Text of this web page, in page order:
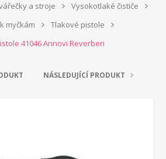
a stroje
Vysokotlaké čističe
myčkám
Tlakové pistole
41046 Annovi Reverberi
NÁSLEDUJÍCÍ PRODUKT